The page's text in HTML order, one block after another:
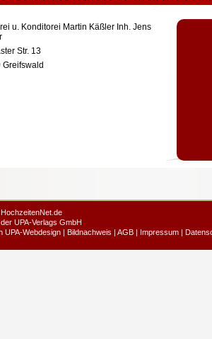
u. Konditorei Martin Käßler Inh. Jens
Str. 13
Greifswald
UPA-Verlags GmbH
UPA-Webdesign | Bildnachweis | AGB | Impressum |